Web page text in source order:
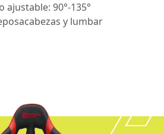
90°-135°
y lumbar